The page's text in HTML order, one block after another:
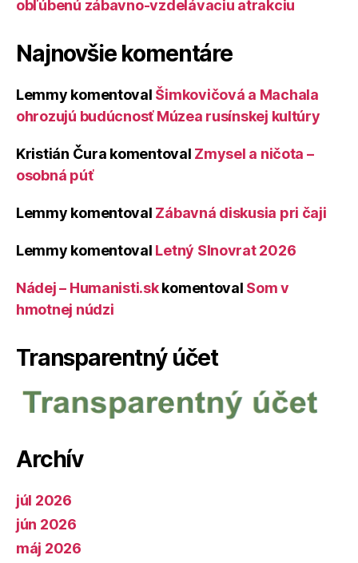
obľúbenú zábavno-vzdelávaciu atrakciu
Najnovšie komentáre
Lemmy komentoval Šimkovičová a Machala
ohrozujú budúcnosť Múzea rusínskej kultúry
Kristián Čura komentoval Zmysel a ničota –
osobná púť
Lemmy komentoval Zábavná diskusia pri čaji
Lemmy komentoval Letný Slnovrat 2026
Nádej – Humanisti.skkomentoval Som v
hmotnej núdzi
Transparentný účet
Archív
júl 2026
jún 2026
máj 2026